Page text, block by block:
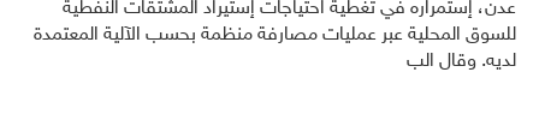
عدن، إستمراره في تغطية احتياجات إستيراد المشتقات النفطية
للسوق المحلية عبر عمليات مصارفة منظمة بحسب الآلية المعتمدة
لديه. وقال الب